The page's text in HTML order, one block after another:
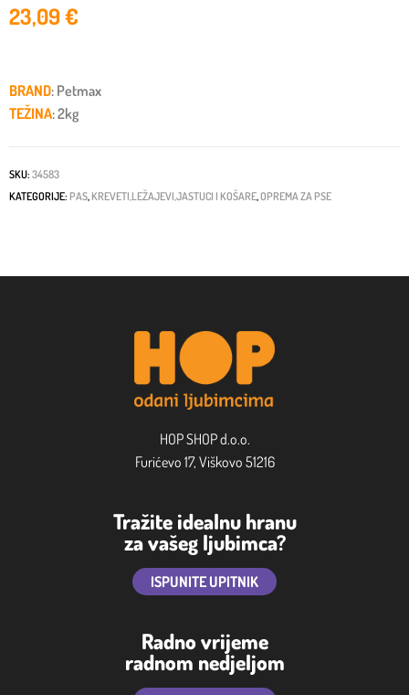
23,09€
BRAND: Petmax
TEŽINA: 2kg
SKU: 34583
KATEGORIJE: PAS, KREVETI,LEŽAJEVI,JASTUCI I KOŠARE,OPREMA ZA PSE
HOP SHOP d.o.o.
Furićevo 17, Viškovo 51216
Tražite idealnu hranu
za vašeg ljubimca?
ISPUNITE UPITNIK
Radno vrijeme
radnom nedjeljom